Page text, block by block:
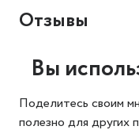
Отзывы
Вы
Поделитесь своим
полезно для других